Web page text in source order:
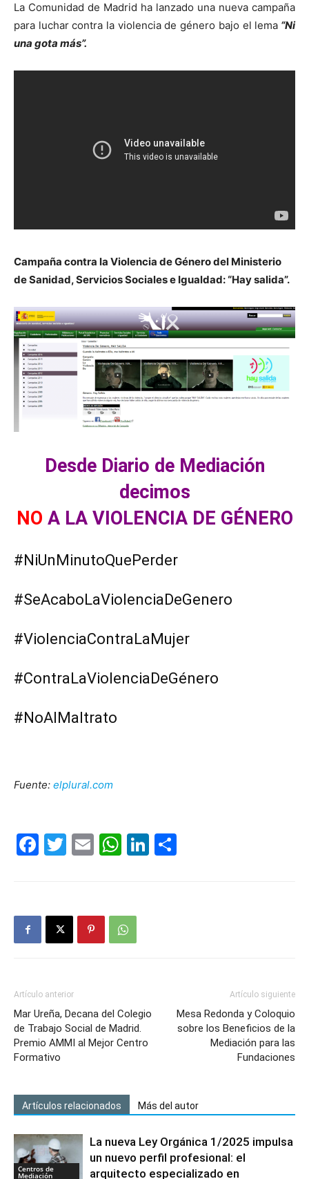
La Comunidad de Madrid ha lanzado una nueva campaña
para luchar contra la violencia de género bajo el lema “Ni
una gota más”.
Campaña contra la Violencia de Género del Ministerio
de Sanidad, Servicios Sociales e Igualdad: “Hay salida”.
Desde Diario de Mediación
decimos
NO A LA VIOLENCIA DE GÉNERO
#NiUnMinutoQuePerder
#SeAcaboLaViolenciaDeGenero
#ViolenciaContraLaMujer
#ContraLaViolenciaDeGénero
#NoAlMaltrato
Fuente: elplural.com
Facebook
Twitter
EmailWhatsApp
LinkedIn
Artículo anterior
Mar Ureña, Decana del Colegio
de Trabajo Social de Madrid.
Premio AMMI al Mejor Centro
Formativo
Artículo siguiente
Mesa Redonda y Coloquio
sobre los Beneficios de la
Mediación para las
Fundaciones
Artículos relacionados Más del autor
Centros de
Mediación
La nueva Ley Orgánica 1/2025 impulsa
un nuevo perfil profesional: el
arquitecto especializado en